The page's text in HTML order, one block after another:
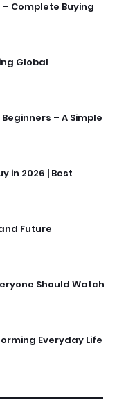
– Complete Buying
Global
– A Simple
in 2026 | Best
Future
Should Watch
Everyday Life